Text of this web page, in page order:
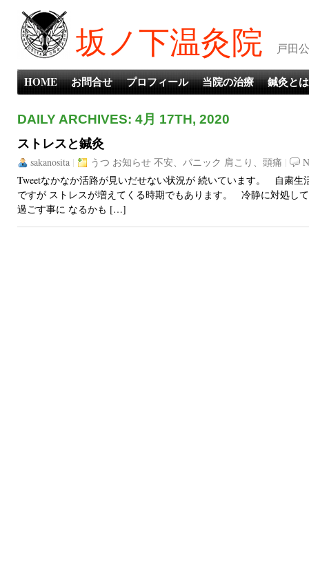
坂ノ下温灸院 戸田
HOME お問合せ プロフィール 当院の治療 鍼灸とは
DAILY ARCHIVES: 4月 17TH, 2020
ストレスと鍼灸
sakanosita | うつ お知らせ 不安、パニック 肩こり、頭痛 |
Tweetなかなか活路が見いだせない状況が 続いています。 自粛生
ですが ストレスが増えてくる時期でもあります。 冷静に対処し
過ごす事に なるかも […]